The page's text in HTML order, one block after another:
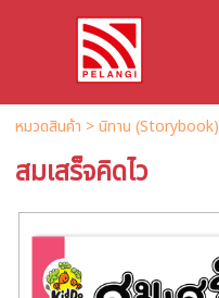
หมวดสินค้า >นิทาน (Storybook)
สมเสร็จคิดไว